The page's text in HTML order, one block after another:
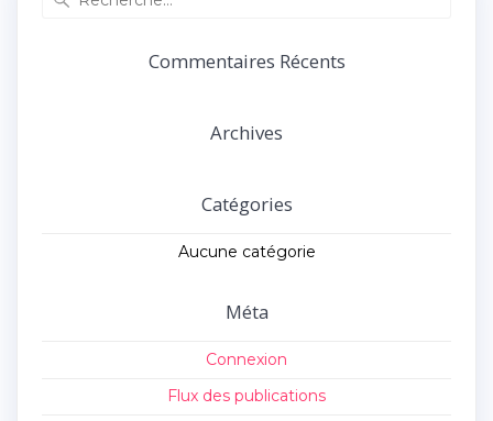
Commentaires Récents
Archives
Catégories
Aucune catégorie
Méta
Connexion
Flux des publications